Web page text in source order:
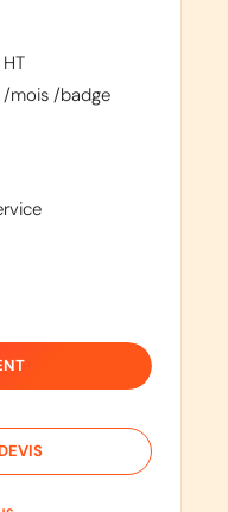
HT
/mois /badge